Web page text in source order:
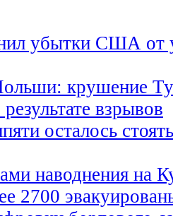
убытки США от
крушение
взрывов
осталось
наводнения на
2700